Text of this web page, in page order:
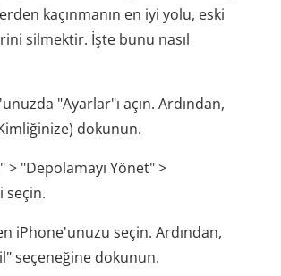
kaçınmanın en iyi yolu, eski
silmektir. İşte bunu nasıl
"Ayarlar"ı açın. Ardından,
dokunun.
> "Depolamayı Yönet" >
seçin.
iPhone'unuzu seçin. Ardından,
seçeneğine dokunun.